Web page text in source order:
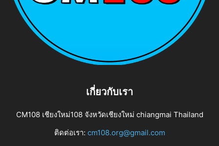
เกี่ยวกับเรา
CM108 เชียงใหม่108 จังหวัดเชียงใหม่ chiangmai Thailand
ติดต่อเรา: cm108.org@gmail.com